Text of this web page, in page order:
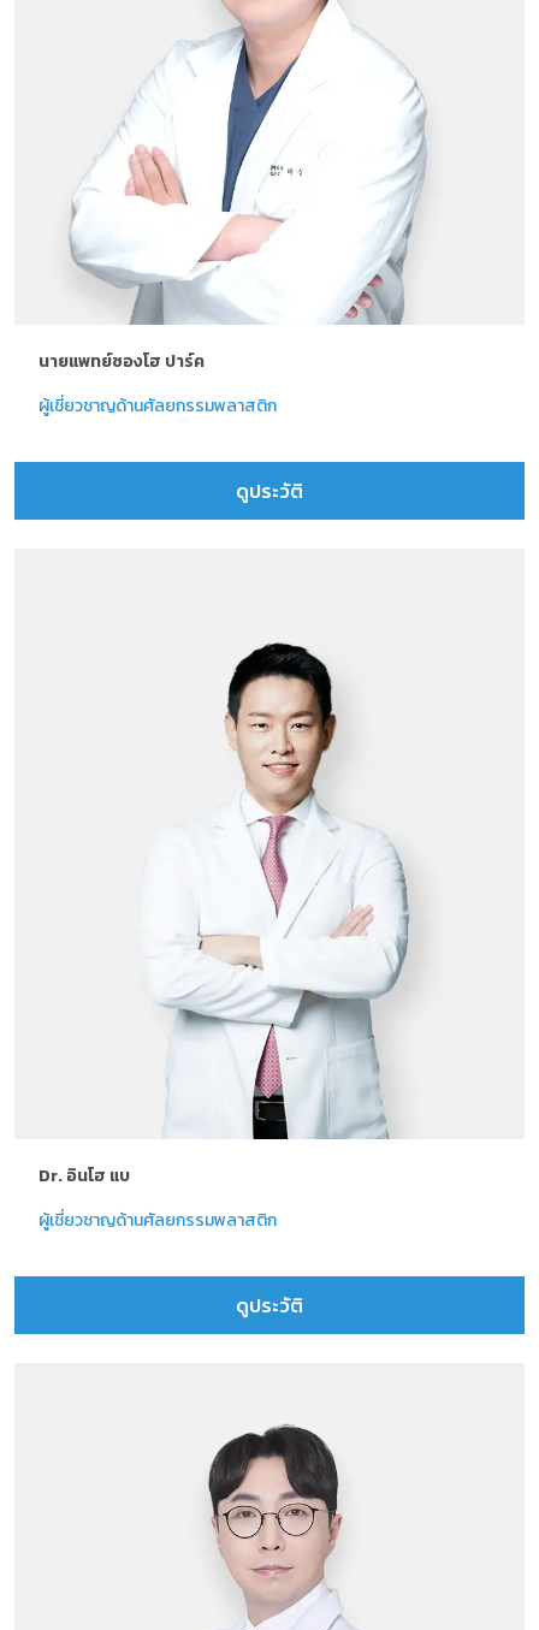
นายแพทย์ซองโฮ ปาร์ค
ผู้เชี่ยวชาญด้านศัลยกรรมพลาสติก
ดูประวัติ
Dr. อินโฮ แบ
ผู้เชี่ยวชาญด้านศัลยกรรมพลาสติก
ดูประวัติ